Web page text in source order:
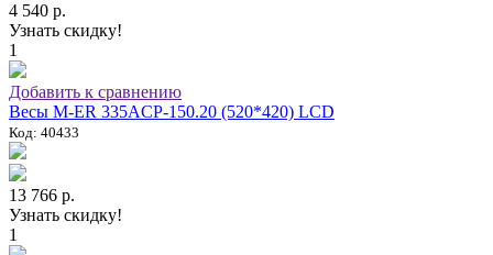
4 540 р.
Узнать скидку!
1
Добавить к сравнению
Весы M-ER 335ACP-150.20 (520*420) LCD
Код: 40433
13 766 р.
Узнать скидку!
1